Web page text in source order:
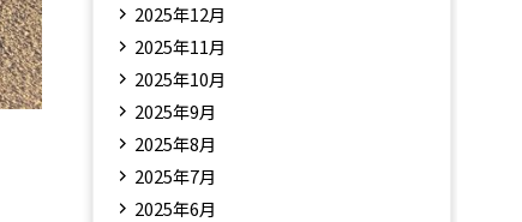
2025年12月
2025年11月
2025年10月
2025年9月
2025年8月
2025年7月
2025年6月